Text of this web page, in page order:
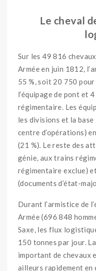
Le cheval
Sur les 49 816
Armée en juin 1812,
55 %, soit 20 750
l’équipage de pont et
régimentaire. Les
les divisions et la base
centre d’opérations)
(21 %). Le reste des
génie, aux trains
régimentaire exclue)
(documents d’état-
Durant l’armistice de
Armée (696 848
Saxe, les flux
150 tonnes par jour.
important de chevaux
ailleurs rapidement en